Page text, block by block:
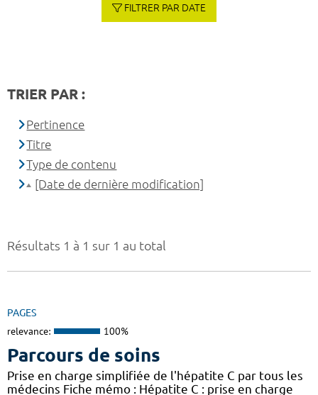
Résultats 1 à 1 sur 1 au total
PAGES
relevance: 100%
Parcours de soins
Prise en charge simplifiée de l'hépatite C par tous les
médecins Fiche mémo : Hépatite C : prise en charge
FILTRER PAR DATE
TRIER PAR :
Pertinence
Titre
Type de contenu
[Date de dernière modification]